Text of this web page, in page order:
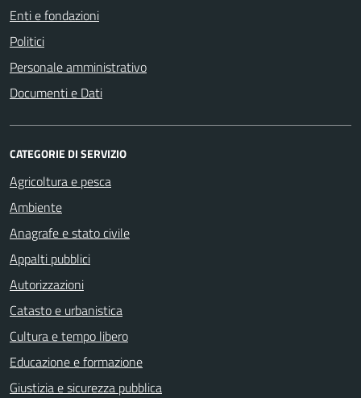
Enti e fondazioni
Politici
Personale amministrativo
Documenti e Dati
CATEGORIE DI SERVIZIO
Agricoltura e pesca
Ambiente
Anagrafe e stato civile
Appalti pubblici
Autorizzazioni
Catasto e urbanistica
Cultura e tempo libero
Educazione e formazione
Giustizia e sicurezza pubblica